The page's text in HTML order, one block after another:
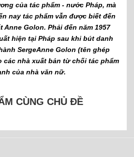
của tác phẩm - nước Pháp, mà
nay tác phẩm vẫn được biết đến
Golon. Phải đến năm 1957
hiện tại Pháp sau khi bút danh
SergeAnne Golon (tên ghép
các nhà xuất bản từ chối tác phẩm
của nhà văn nữ.
CÙNG CHỦ ĐỀ